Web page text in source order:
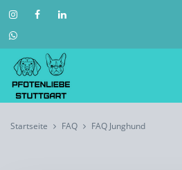
Startseite FAQ FAQ Junghund